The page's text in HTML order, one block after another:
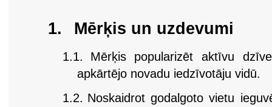
1. Mērķis un uzdevumi
1.1.
Mērķis popularizēt aktīvu
apkārtējo novadu iedzīvotāju vidū.
1.2. Noskaidrot godalgoto vietu